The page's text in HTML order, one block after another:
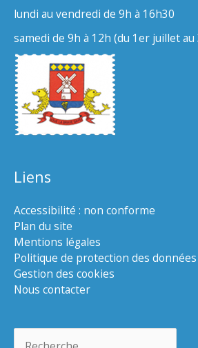
lundi au vendredi de 9h à 16h30
samedi de 9h à 12h (du 1er juillet au
Liens
Accessibilité : non conforme
Plan du site
Mentions légales
Politique de protection des données
Gestion des cookies
Nous contacter